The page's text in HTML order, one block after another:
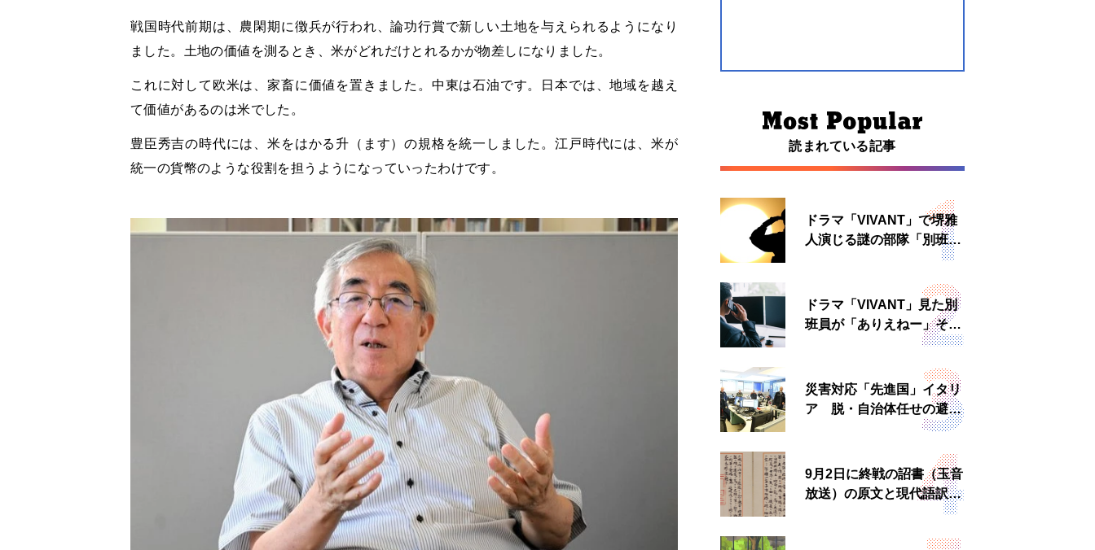
戦国時代前期は、農閑期に徴兵が行われ、論功行賞で新しい土地を与えられるようになり
ました。土地の価値を測るとき、米がどれだけとれるかが物差しになりました。
これに対して欧米は、家畜に価値を置きました。中東は石油です。日本では、地域を越え
て価値があるのは米でした。
豊臣秀吉の時代には、米をはかる升（ます）の規格を統一しました。江戸時代には、米が
統一の貨幣のような役割を担うようになっていったわけです。
読まれている記事
ドラマ「VIVANT」で堺雅
人演じる謎の部隊「別班」
は実在する？内情知る人物
ドラマ「VIVANT」見た別
班員が「ありえねー」その
理由とは 非公然組織ゆえ
災害対応「先進国」イタリ
ア 脱・自治体任せの避難
所運営、被災者への温かい
9月2日に終戦の詔書（玉音
放送）の原文と現代語訳を
読む もう一つの「終戦の